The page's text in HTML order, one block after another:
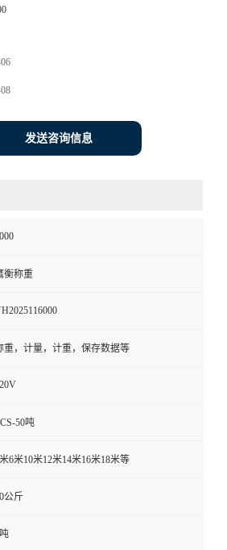
发送咨询信息
衡称重
重，计量，计重，保存数据等
50吨
6米10米12米14米16米18米等
公斤